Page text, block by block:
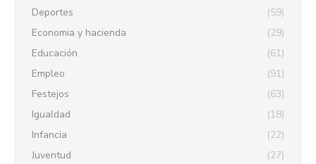
Deportes
(59)
Economia y hacienda
(29)
Educación
(61)
Empleo
(91)
Festejos
(63)
Igualdad
(18)
Infancia
(22)
Juventud
(27)